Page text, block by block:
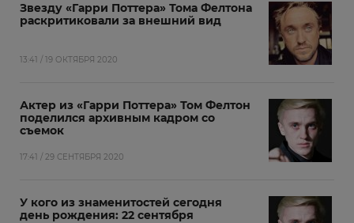
Звезду «Гарри Поттера» Тома Фелтона
раскритиковали за внешний вид
13:41 / 19 ОКТЯБРЯ 2020
Актер из «Гарри Поттера» Том Фелтон
поделился архивным кадром со
съемок
17:41 / 29 СЕНТЯБРЯ 2020
У кого из знаменитостей сегодня
день рождения: 22 сентября